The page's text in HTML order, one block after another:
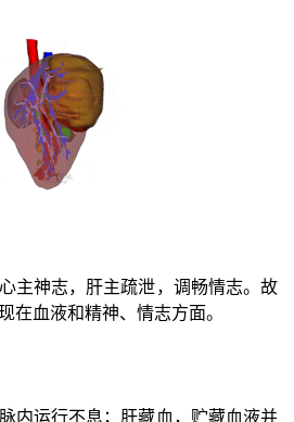
主神志，肝主疏泄，调畅情志。故
在血液和精神、情志方面。
内运行不息；肝藏血，贮藏血液并